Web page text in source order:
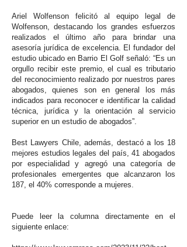
Ariel Wolfenson felicitó al equipo legal de
Wolfenson, destacando los grandes esfuerzos
realizados el último año para brindar una
asesoría jurídica de excelencia. El fundador del
estudio ubicado en Barrio El Golf señaló: “Es un
orgullo recibir este premio, el cual es tributario
del reconocimiento realizado por nuestros pares
abogados, quienes son en general los más
indicados para reconocer e identificar la calidad
técnica, jurídica y la orientación al servicio
superior en un estudio de abogados”.
Best Lawyers Chile, además, destacó a los 18
mejores estudios legales del país, 41 abogados
por especialidad y agregó una categoría de
profesionales emergentes que alcanzaron los
187, el 40% corresponde a mujeres.
Puede leer la columna directamente en el
siguiente enlace: